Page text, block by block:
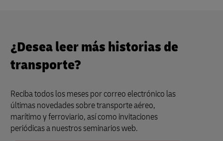
¿Desea leer más historias de
transporte?
Reciba todos los meses por correo electrónico las
últimas novedades sobre transporte aéreo,
marítimo y ferroviario, así como invitaciones
periódicas a nuestros seminarios web.